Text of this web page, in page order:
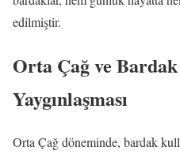
edilmiştir.
Orta Çağ ve Bardak
Yaygınlaşması
Orta Çağ döneminde, bardak